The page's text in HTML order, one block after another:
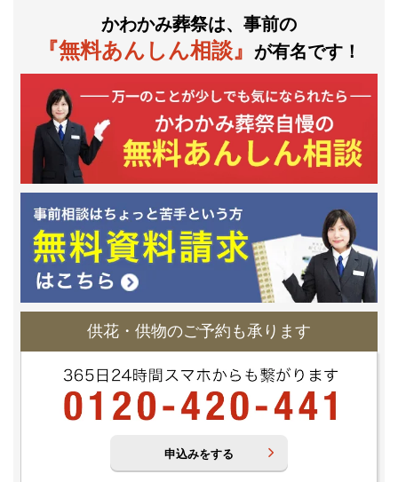
かわかみ葬祭は、事前の
『無料あんしん相談』 が有名です！
供花・供物のご予約も承ります
申込みをする